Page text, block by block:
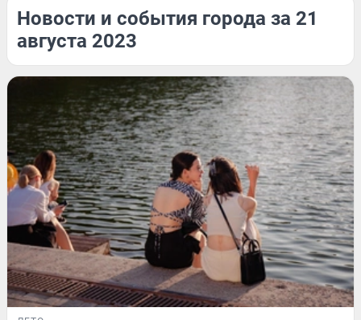
Новости и события города за 21
августа 2023